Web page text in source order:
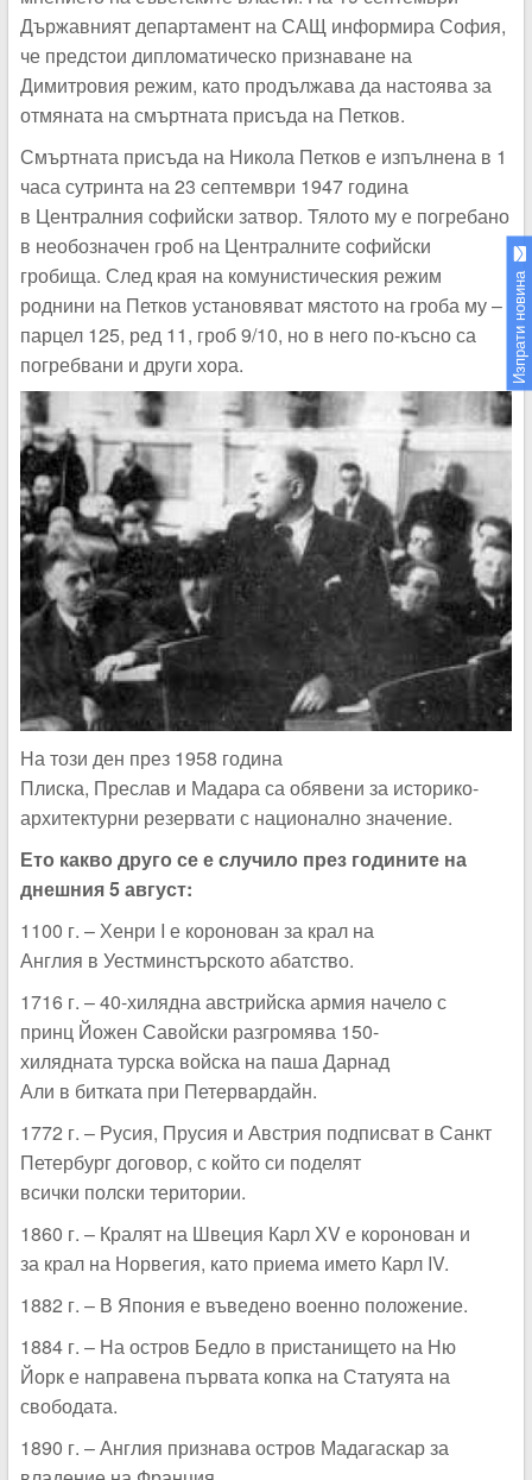
Държавният департамент на САЩ информира София,
че предстои дипломатическо признаване на
Димитровия режим, като продължава да настоява за
отмяната на смъртната присъда на Петков.
Смъртната присъда на Никола Петков е изпълнена в 1
часа сутринта на 23 септември 1947 година
в Централния софийски затвор. Тялото му е погребано
в необозначен гроб на Централните софийски
гробища. След края на комунистическия режим
роднини на Петков установяват мястото на гроба му –
парцел 125, ред 11, гроб 9/10, но в него по-късно са
погребвани и други хора.
На този ден през 1958 година
Плиска, Преслав и Мадара са обявени за историко-
архитектурни резервати с национално значение.
Ето какво друго се е случило през годините на
днешния 5 август:
1100 г. – Хенри I е коронован за крал на
Англия в Уестминстърското абатство.
1716 г. – 40-хилядна австрийска армия начело с
принц Йожен Савойски разгромява 150-
хилядната турска войска на паша Дарнад
Али в битката при Петервардайн.
1772 г. – Русия, Прусия и Австрия подписват в Санкт
Петербург договор, с който си поделят
всички полски територии.
1860 г. – Кралят на Швеция Карл XV е коронован и
за крал на Норвегия, като приема името Карл IV.
1882 г. – В Япония е въведено военно положение.
1884 г. – На остров Бедло в пристанището на Ню
Йорк е направена първата копка на Статуята на
свободата.
1890 г. – Англия признава остров Мадагаскар за
Изпрати новина